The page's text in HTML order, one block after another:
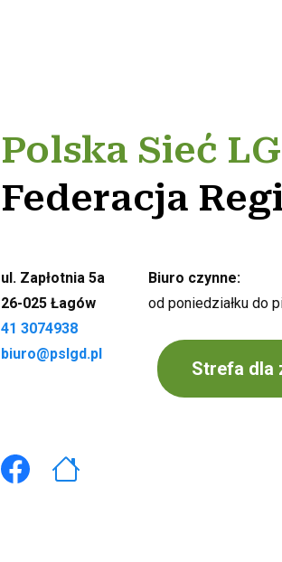
Polska Sieć
Federacja
ul. Zapłotnia 5a
26-025 Łagów
41 3074938
biuro@pslgd.pl
Biuro czynne:
od poniedziałku do
Strefa dla